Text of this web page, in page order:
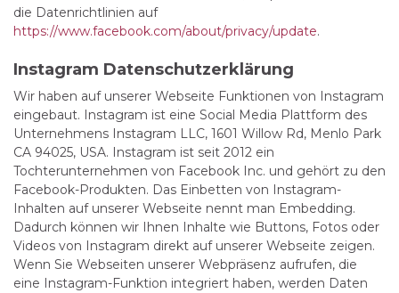
die Datenrichtlinien auf
https://www.facebook.com/about/privacy/update.
Instagram Datenschutzerklärung
Wir haben auf unserer Webseite Funktionen von Instagram
eingebaut. Instagram ist eine Social Media Plattform des
Unternehmens Instagram LLC, 1601 Willow Rd, Menlo Park
CA 94025, USA. Instagram ist seit 2012 ein
Tochterunternehmen von Facebook Inc. und gehört zu den
Facebook-Produkten. Das Einbetten von Instagram-
Inhalten auf unserer Webseite nennt man Embedding.
Dadurch können wir Ihnen Inhalte wie Buttons, Fotos oder
Videos von Instagram direkt auf unserer Webseite zeigen.
Wenn Sie Webseiten unserer Webpräsenz aufrufen, die
eine Instagram-Funktion integriert haben, werden Daten